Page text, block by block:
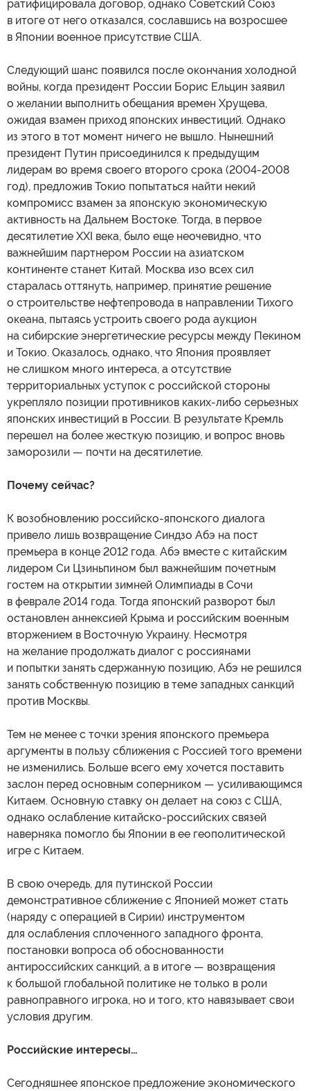
ратифицировала договор, однако Советский Союз
в итоге от него отказался, сославшись на возросшее
в Японии военное присутствие США.
Следующий шанс появился после окончания холодной
войны, когда президент России Борис Ельцин заявил
о желании выполнить обещания времен Хрущева,
ожидая взамен приход японских инвестиций. Однако
из этого в тот момент ничего не вышло. Нынешний
президент Путин присоединился к предыдущим
лидерам во время своего второго срока (2004-2008
год), предложив Токио попытаться найти некий
компромисс взамен за японскую экономическую
активность на Дальнем Востоке. Тогда, в первое
десятилетие XXI века, было еще неочевидно, что
важнейшим партнером России на азиатском
континенте станет Китай. Москва изо всех сил
старалась оттянуть, например, принятие решение
о строительстве нефтепровода в направлении Тихого
океана, пытаясь устроить своего рода аукцион
на сибирские энергетические ресурсы между Пекином
и Токио. Оказалось, однако, что Япония проявляет
не слишком много интереса, а отсутствие
территориальных уступок с российской стороны
укрепляло позиции противников каких-либо серьезных
японских инвестиций в России. В результате Кремль
перешел на более жесткую позицию, и вопрос вновь
заморозили — почти на десятилетие.
Почему сейчас?
К возобновлению российско-японского диалога
привело лишь возвращение Синдзо Абэ на пост
премьера в конце 2012 года. Абэ вместе с китайским
лидером Си Цзиньпином был важнейшим почетным
гостем на открытии зимней Олимпиады в Сочи
в феврале 2014 года. Тогда японский разворот был
остановлен аннексией Крыма и российским военным
вторжением в Восточную Украину. Несмотря
на желание продолжать диалог с россиянами
и попытки занять сдержанную позицию, Абэ не решился
занять собственную позицию в теме западных санкций
против Москвы.
Тем не менее с точки зрения японского премьера
аргументы в пользу сближения с Россией того времени
не изменились. Больше всего ему хочется поставить
заслон перед основным соперником — усиливающимся
Китаем. Основную ставку он делает на союз с США,
однако ослабление китайско-российских связей
наверняка помогло бы Японии в ее геополитической
игре с Китаем.
В свою очередь, для путинской России
демонстративное сближение с Японией может стать
(наряду с операцией в Сирии) инструментом
для ослабления сплоченного западного фронта,
постановки вопроса об обоснованности
антироссийских санкций, а в итоге — возвращения
к большой глобальной политике не только в роли
равноправного игрока, но и того, кто навязывает свои
условия другим.
Российские интересы…
Сегодняшнее японское предложение экономического